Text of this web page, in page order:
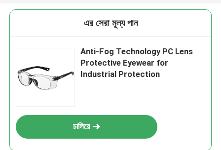
এর সেরা মূল্য পান
Anti-Fog Technology PC Lens
Protective Eyewear for
Industrial Protection
চালিয়ে